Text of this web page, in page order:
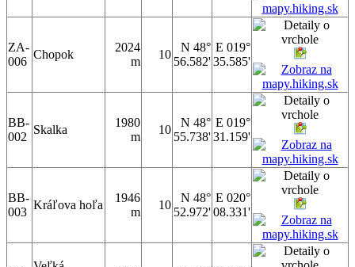
ZA-
006
Chopok
2024
m
10
N 48°
56.582'
E 019°
35.585'
BB-
002
Skalka
1980
m
10
N 48°
55.738'
E 019°
31.159'
BB-
003
Kráľova hoľa
1946
m
10
N 48°
52.972'
E 020°
08.331'